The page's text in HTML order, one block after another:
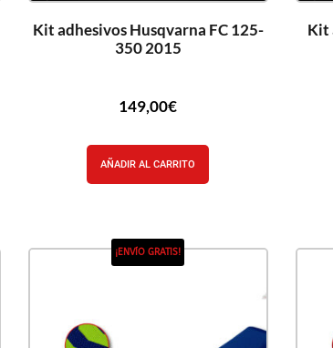
Kit adhesivos Husqvarna FC 125-
350 2015
149,00€
AÑADIR AL CARRITO
Kit
¡ENVÍO GRATIS!